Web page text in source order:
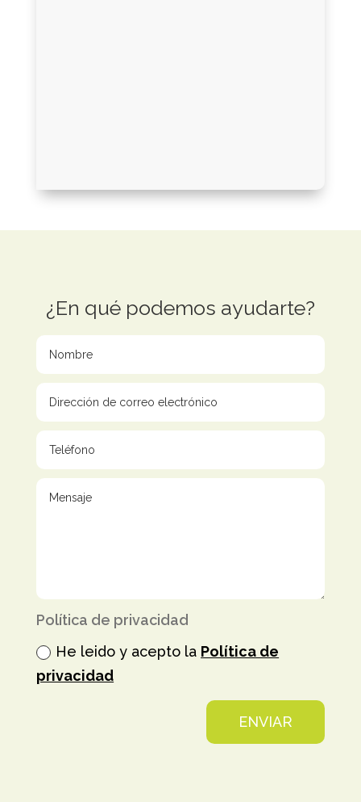
¿En qué podemos ayudarte?
Política de privacidad
He leido y acepto la Política de
privacidad
ENVIAR